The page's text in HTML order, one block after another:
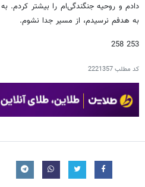
دادم و روحیه جنگندگی‌ام را بیشتر کردم.
به هدفم نرسیدم، از مسیر جدا نشوم.
253 258
کد مطلب2221357